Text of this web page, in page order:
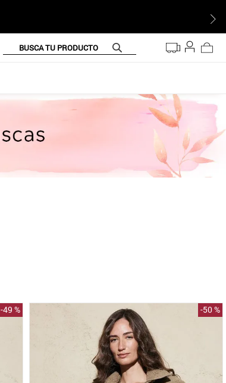
BUSCA TU PRODUCTO
-49 % -50 %